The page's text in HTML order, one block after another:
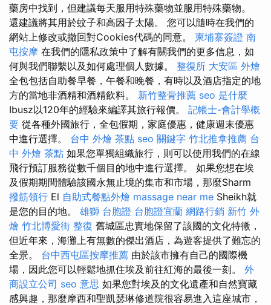
藥房中找到，但建議每天服用特殊藥物並服用特殊藥物。
還建議將其用於蚊子和高因子太陽。 您可以隨時在我們的
網站上修改或撤回對Cookies代碼的同意。 柬埔寨簽證 南
屯按摩 在我們的隱私政策中了解有關我們的更多信息，如
何與我們聯繫以及如何處理個人數據。 整復所 大安區 外燴
全包包括自助餐早餐，午餐和晚餐，有時以及酒店指定的地
方的當地非酒精和酒精飲料。 新竹整骨推薦 seo 是什麼
Ibusz以120年的經驗來編譯其旅行報價。 記帳士-會計學概
要 從各種外國旅行，全包假期，家庭優惠，健康週末優惠
中進行選擇。 台中 外燴 茶點 seo 關鍵字 竹北推拿推薦 台
中 外燴 茶點 如果您單獨組織旅行，則可以使用我們的在線
飛行預訂服務從數千個目的地中進行選擇。 如果您想在埃
及假期期間體驗該國永無止境的集市和市場，那麼Sharm
撥筋領行 El 自助式餐點外燴 massage near me Sheikh就
是您的目的地。 雄獅 台胞證 台胞證宜蘭 網路行銷 新竹 外
燴 竹北博愛街 整復 舊城區忠實地保留了該國的文化特徵，
但近年來，海灘上有無數的傑出酒店，為遊客提供了難忘的
全景。 台中西屯區按摩推薦 由於該市擁有自己的國際機
場，因此您可以輕鬆地抓住埃及前往紅海的最後一刻。 外
商設立公司 seo 意思 如果您對埃及的文化遺產和自然寶藏
感興趣，那麼摩西和聖凱瑟琳修道院很容易進入這座城市，